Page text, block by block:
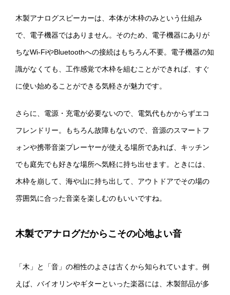
木製アナログスピーカーは、本体が木枠のみという仕組み
で、電子機器ではありません。そのため、電子機器にありが
ちなWi-FiやBluetoothへの接続はもちろん不要。電子機器の知
識がなくても、工作感覚で木枠を組むことができれば、すぐ
に使い始めることができる気軽さが魅力です。
さらに、電源・充電が必要ないので、電気代もかからずエコ
フレンドリー。もちろん故障もないので、音源のスマートフ
ォンや携帯音楽プレーヤーが使える場所であれば、キッチン
でも庭先でも好きな場所へ気軽に持ち出せます。ときには、
木枠を崩して、海や山に持ち出して、アウトドアでその場の
雰囲気に合った音楽を楽しむのもいいですね。
木製でアナログだからこその心地よい音
「木」と「音」の相性のよさは古くから知られています。例
えば、バイオリンやギターといった楽器には、木製部品が多